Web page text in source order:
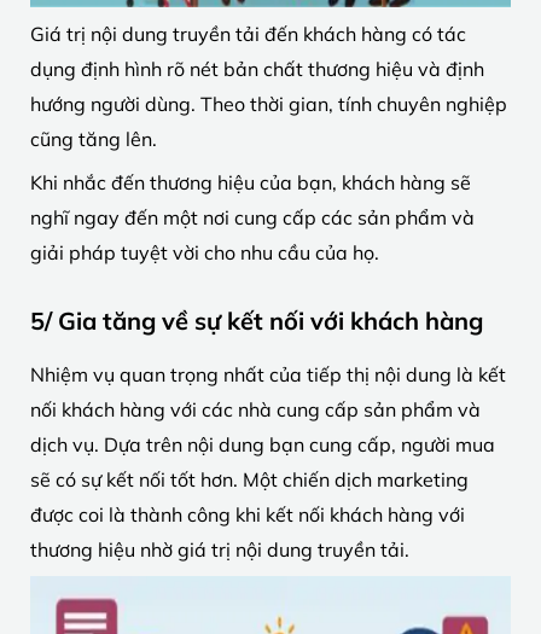
Giá trị nội dung truyền tải đến khách hàng có tác
dụng định hình rõ nét bản chất thương hiệu và định
hướng người dùng. Theo thời gian, tính chuyên nghiệp
cũng tăng lên.
Khi nhắc đến thương hiệu của bạn, khách hàng sẽ
nghĩ ngay đến một nơi cung cấp các sản phẩm và
giải pháp tuyệt vời cho nhu cầu của họ.
5/ Gia tăng về sự kết nối với khách hàng
Nhiệm vụ quan trọng nhất của tiếp thị nội dung là kết
nối khách hàng với các nhà cung cấp sản phẩm và
dịch vụ. Dựa trên nội dung bạn cung cấp, người mua
sẽ có sự kết nối tốt hơn. Một chiến dịch marketing
được coi là thành công khi kết nối khách hàng với
thương hiệu nhờ giá trị nội dung truyền tải.